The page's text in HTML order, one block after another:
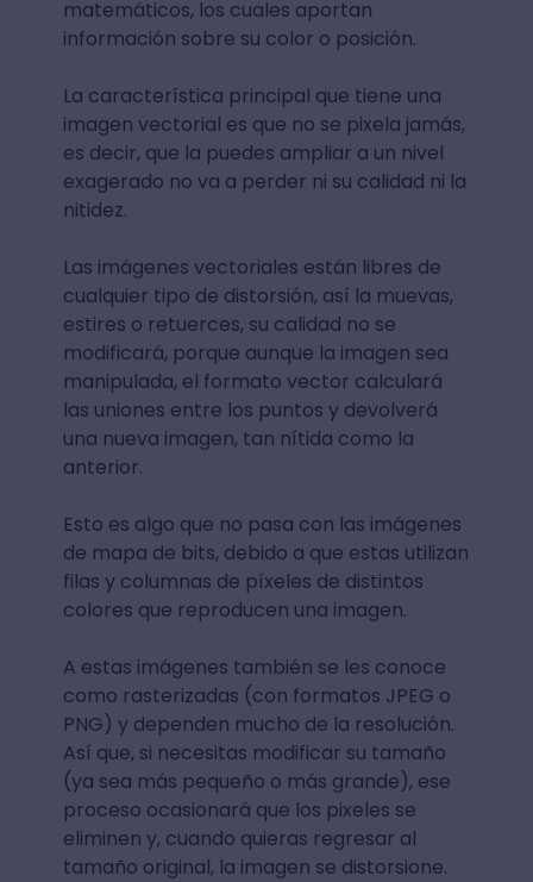
matemáticos, los cuales aportan
información sobre su color o posición.
La característica principal que tiene una
imagen vectorial es que no se pixela jamás,
es decir, que la puedes ampliar a un nivel
exagerado no va a perder ni su calidad ni la
nitidez.
Las imágenes vectoriales están libres de
cualquier tipo de distorsión, así la muevas,
estires o retuerces, su calidad no se
modificará, porque aunque la imagen sea
manipulada, el formato vector calculará
las uniones entre los puntos y devolverá
una nueva imagen, tan nítida como la
anterior.
Esto es algo que no pasa con las imágenes
de mapa de bits, debido a que estas utilizan
filas y columnas de píxeles de distintos
colores que reproducen una imagen.
A estas imágenes también se les conoce
como rasterizadas (con formatos JPEG o
PNG) y dependen mucho de la resolución.
Así que, si necesitas modificar su tamaño
(ya sea más pequeño o más grande), ese
proceso ocasionará que los pixeles se
eliminen y, cuando quieras regresar al
tamaño original, la imagen se distorsione.